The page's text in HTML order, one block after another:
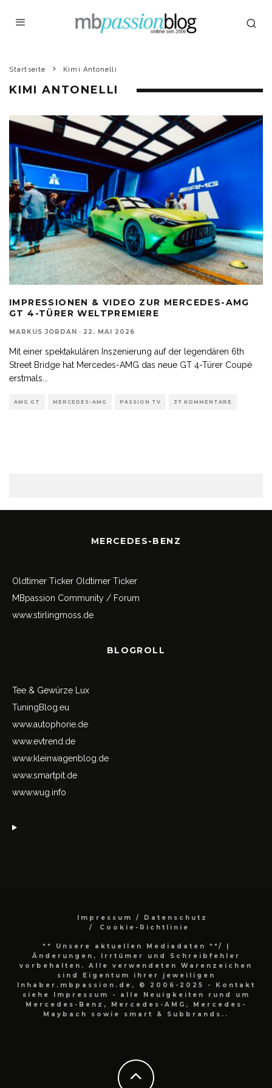
Startseite Kimi Antonelli
KIMI ANTONELLI
IMPRESSIONEN & VIDEO ZUR MERCEDES-AMG
GT 4-TÜRER WELTPREMIERE
MARKUS JORDAN · 22. MAI 2026
Mit einer spektakulären Inszenierung auf der legendären 6th
Street Bridge hat Mercedes-AMG das neue GT 4-Türer Coupé
erstmals
AMG GT MERCEDES-AMG PASSION TV 37 KOMMENTARE
MERCEDES-BENZ
Oldtimer Ticker Oldtimer Ticker
MBpassion Community / Forum
www.stirlingmoss.de
BLOGROLL
Tee & Gewürze Lux
TuningBlog.eu
www.autophorie.de
www.evtrend.de
www.kleinwagenblog.de
www.smartpit.de
www.wug.info
Impressum / Datenschutz
Cookie-Richtlinie
** Unsere aktuellen Mediadaten **/
|
Änderungen, Irrtümer und Schreibfehler
vorbehalten. Alle verwendeten Warenzeichen
sind Eigentum ihrer jeweiligen
Inhaber.mbpassion.de, © 2006-2025 - Kontakt
siehe Impressum - alle Neuigkeiten rund um
Mercedes-Benz, Mercedes-AMG, Mercedes-
Maybach sowie smart & Subbrands..